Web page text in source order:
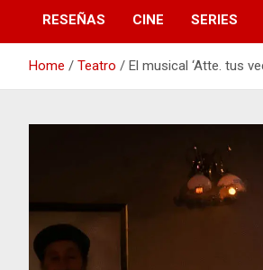
RESEÑAS CINE SERIES
Home Teatro El musical ‘Atte. tus